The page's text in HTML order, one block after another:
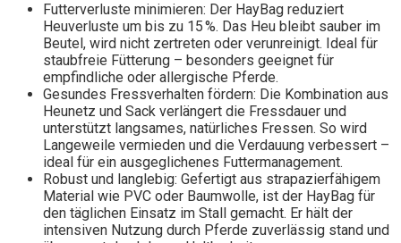
Futterverluste minimieren: Der HayBag reduziert
Heuverluste um bis zu 15 %. Das Heu bleibt sauber im
Beutel, wird nicht zertreten oder verunreinigt. Ideal für
staubfreie Fütterung – besonders geeignet für
empfindliche oder allergische Pferde.
Gesundes Fressverhalten fördern: Die Kombination aus
Heunetz und Sack verlängert die Fressdauer und
unterstützt langsames, natürliches Fressen. So wird
Langeweile vermieden und die Verdauung verbessert –
ideal für ein ausgeglichenes Futtermanagement.
Robust und langlebig: Gefertigt aus strapazierfähigem
Material wie PVC oder Baumwolle, ist der HayBag für
den täglichen Einsatz im Stall gemacht. Er hält der
intensiven Nutzung durch Pferde zuverlässig stand und